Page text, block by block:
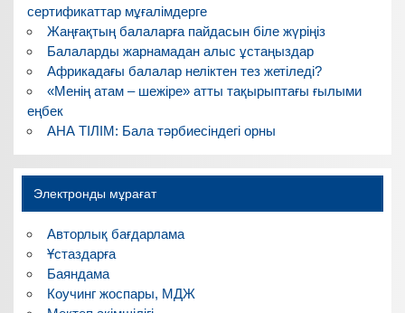
сертификаттар мұғалімдерге
Жаңғақтың балаларға пайдасын біле жүріңіз
Балаларды жарнамадан алыс ұстаңыздар
Африкадағы балалар неліктен тез жетіледі?
«Менің атам – шежіре» атты тақырыптағы ғылыми
еңбек
АНА ТІЛІМ: Бала тәрбиесіндегі орны
Электронды мұрағат
Авторлық бағдарлама
Ұстаздарға
Баяндама
Коучинг жоспары, МДЖ